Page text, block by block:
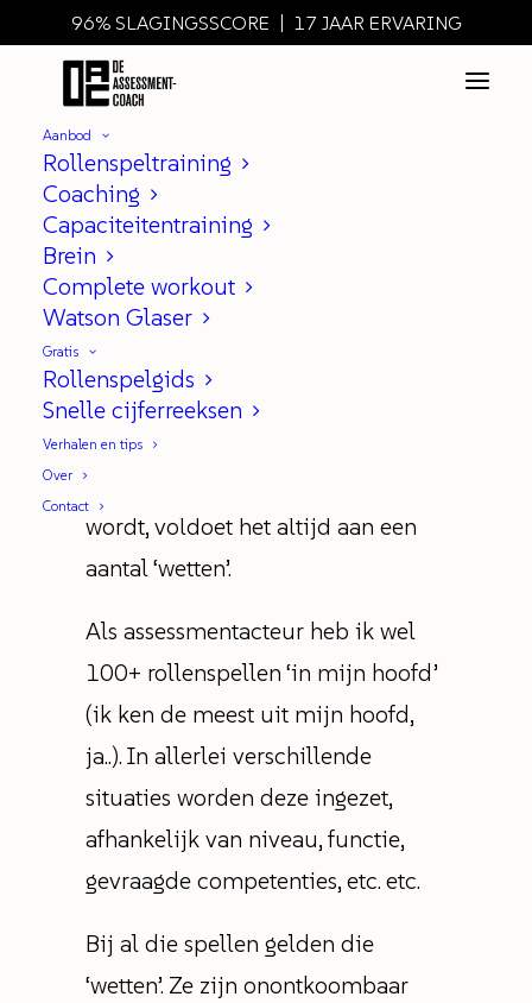
96% SLAGINGSSCORE | 17 JAAR ERVARING
Aanbod
Rollenspeltraining
Coaching
Capaciteitentraining
Brein
Complete workout
Watson Glaser
Gratis
Rollenspelgids
Snelle cijferreeksen
Verhalen en tips
Over
Contact
Vergeet deze 5 wetten van het
rollenspel niet!
(ook al lijken het open deuren)
Als een rollenspel geschreven
wordt, voldoet het altijd aan een
aantal ‘wetten’.
Als assessmentacteur heb ik wel
100+ rollenspellen ‘in mijn hoofd’
(ik ken de meest uit mijn hoofd,
ja..). In allerlei verschillende
situaties worden deze ingezet,
afhankelijk van niveau, functie,
gevraagde competenties, etc. etc.
Bij al die spellen gelden die
‘wetten’. Ze zijn onontkoombaar